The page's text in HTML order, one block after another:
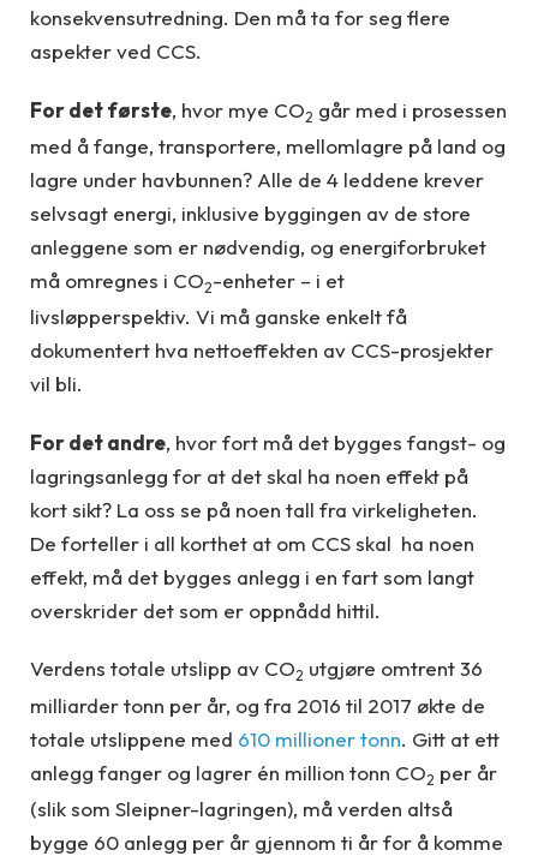
konsekvensutredning. Den må ta for seg flere
aspekter ved CCS.
For det første, hvor mye CO2 går med i prosessen
med å fange, transportere, mellomlagre på land og
lagre under havbunnen? Alle de 4 leddene krever
selvsagt energi, inklusive byggingen av de store
anleggene som er nødvendig, og energiforbruket
må omregnes i CO2-enheter – i et
livsløpperspektiv. Vi må ganske enkelt få
dokumentert hva nettoeffekten av CCS-prosjekter
vil bli.
For det andre, hvor fort må det bygges fangst- og
lagringsanlegg for at det skal ha noen effekt på
kort sikt? La oss se på noen tall fra virkeligheten.
De forteller i all korthet at om CCS skal ha noen
effekt, må det bygges anlegg i en fart som langt
overskrider det som er oppnådd hittil.
Verdens totale utslipp av CO2 utgjøre omtrent 36
milliarder tonn per år, og fra 2016 til 2017 økte de
totale utslippene med 610 millioner tonn. Gitt at ett
anlegg fanger og lagrer én million tonn CO2 per år
(slik som Sleipner-lagringen), må verden altså
bygge 60 anlegg per år gjennom ti år for å komme